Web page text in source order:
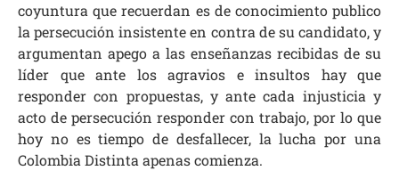
coyuntura que recuerdan es de conocimiento publico
la persecución insistente en contra de su candidato, y
argumentan apego a las enseñanzas recibidas de su
líder que ante los agravios e insultos hay que
responder con propuestas, y ante cada injusticia y
acto de persecución responder con trabajo, por lo que
hoy no es tiempo de desfallecer, la lucha por una
Colombia Distinta apenas comienza.